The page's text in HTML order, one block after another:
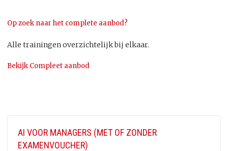
Op zoek naar het complete aanbod?
Alle trainingen overzichtelijk bij elkaar.
Bekijk Compleet aanbod
AI VOOR MANAGERS (MET OF ZONDER
EXAMENVOUCHER)